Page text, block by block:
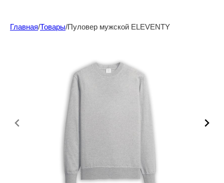
Главная/Товары/Пуловер мужской ELEVENTY